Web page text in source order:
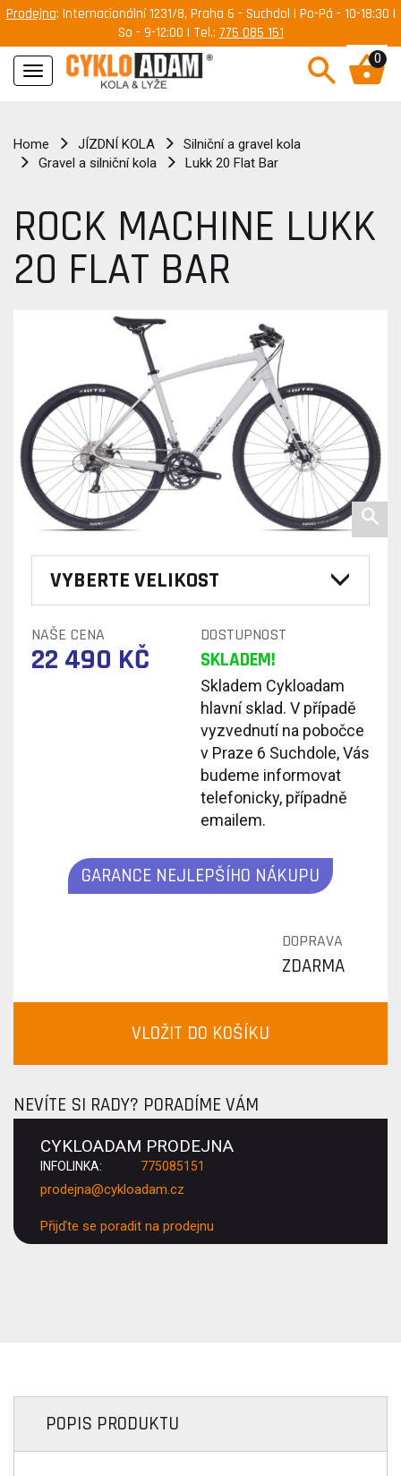
Prodejna: Internacionální 1231/8, Praha 6 - Suchdol | Po-Pá - 10-18:30 |
So - 9-12:00 | Tel.: 775 085 151
Navigace
0
Home JÍZDNÍ KOLA
Silniční a gravel kola
Gravel a silniční kola
Lukk 20 Flat Bar
ROCK MACHINE LUKK
20 FLAT BAR
VYBERTE VELIKOST
NAŠE CENA DOSTUPNOST
22 490 KČ SKLADEM!
Skladem Cykloadam
hlavní sklad. V případě
vyzvednutí na pobočce
v Praze 6 Suchdole, Vás
budeme informovat
telefonicky, případně
emailem.
GARANCE NEJLEPŠÍHO NÁKUPU
DOPRAVA
ZDARMA
VLOŽIT DO KOŠÍKU
NEVÍTE SI RADY? PORADÍME VÁM
CYKLOADAM PRODEJNA
INFOLINKA: 775085151
prodejna@cykloadam.cz
Přijďte se poradit na prodejnu
POPIS PRODUKTU